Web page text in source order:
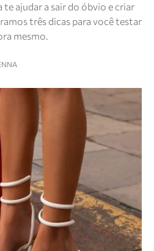
te ajudar a sair do óbvio e criar
três dicas para você testar
mesmo.